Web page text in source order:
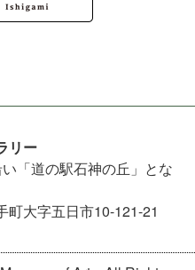
リー
「道の駅石神の丘」とな
大字五日市10-121-21